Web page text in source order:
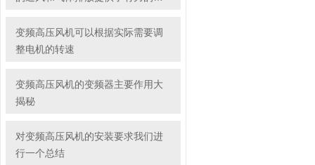
变频高压风机可以根据实际需要调
整电机的转速
变频高压风机的变频器主要作用大
揭秘
对变频高压风机的安装要求我们进
行一个总结